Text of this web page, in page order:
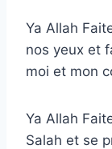
Ya Allah
nos yeux et
moi et mon
Ya Allah
Salah et se